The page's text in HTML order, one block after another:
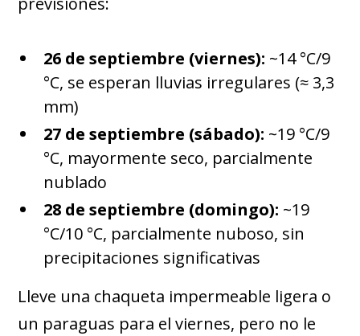
26 de septiembre (viernes): ~14 °C/9
°C, se esperan lluvias irregulares (≈ 3,3
mm)
27 de septiembre (sábado): ~19 °C/9
°C, mayormente seco, parcialmente
nublado
28 de septiembre (domingo): ~19
°C/10 °C, parcialmente nuboso, sin
precipitaciones significativas
Lleve una chaqueta impermeable ligera o
un paraguas para el viernes, pero no le